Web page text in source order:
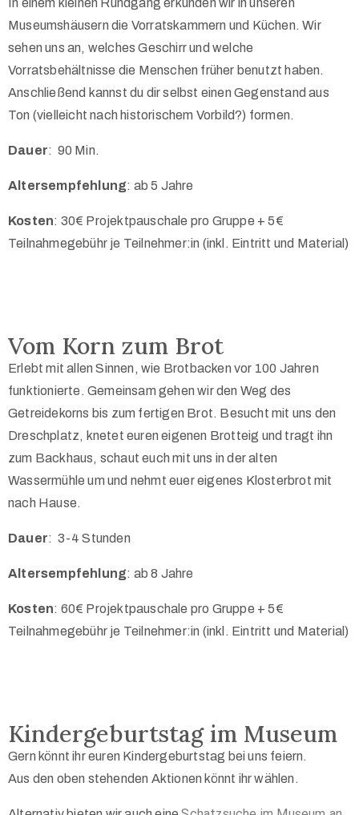
In einem kleinen Rundgang erkunden wir in unseren
Museumshäusern die Vorratskammern und Küchen. Wir
sehen uns an, welches Geschirr und welche
Vorratsbehältnisse die Menschen früher benutzt haben.
Anschließend kannst du dir selbst einen Gegenstand aus
Ton (vielleicht nach historischem Vorbild?) formen.
Dauer: 90 Min.
Altersempfehlung: ab 5 Jahre
Kosten: 30€ Projektpauschale pro Gruppe + 5€
Teilnahmegebühr je Teilnehmer:in (inkl. Eintritt und Material)
Vom Korn zum Brot
Erlebt mit allen Sinnen, wie Brotbacken vor 100 Jahren
funktionierte. Gemeinsam gehen wir den Weg des
Getreidekorns bis zum fertigen Brot. Besucht mit uns den
Dreschplatz, knetet euren eigenen Brotteig und tragt ihn
zum Backhaus, schaut euch mit uns in der alten
Wassermühle um und nehmt euer eigenes Klosterbrot mit
nach Hause.
Dauer: 3-4 Stunden
Altersempfehlung: ab 8 Jahre
Kosten: 60€ Projektpauschale pro Gruppe + 5€
Teilnahmegebühr je Teilnehmer:in (inkl. Eintritt und Material)
Kindergeburtstag im Museum
Gern könnt ihr euren Kindergeburtstag bei uns feiern.
Aus den oben stehenden Aktionen könnt ihr wählen.